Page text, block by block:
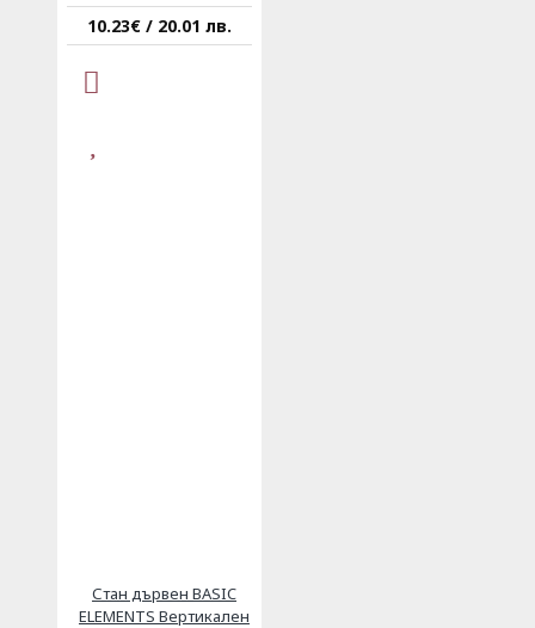
10.23€ / 20.01 лв.
Стан дървен BASIC
ELEMENTS Вертикален